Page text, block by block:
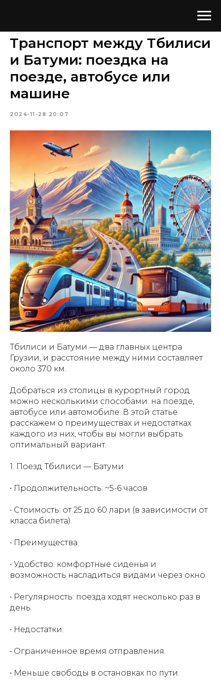
Транспорт между Тбилиси
и Батуми: поездка на
поезде, автобусе или
машине
2024-11-28 20:07
Тбилиси и Батуми — два главных центра
Грузии, и расстояние между ними составляет
около 370 км.
Добраться из столицы в курортный город
можно несколькими способами: на поезде,
автобусе или автомобиле. В этой статье
расскажем о преимуществах и недостатках
каждого из них, чтобы вы могли выбрать
оптимальный вариант.
1. Поезд Тбилиси — Батуми
• Продолжительность: ~5-6 часов
• Стоимость: от 25 до 60 лари (в зависимости от
класса билета).
• Преимущества:
• Удобство: комфортные сиденья и
возможность насладиться видами через окно.
• Регулярность: поезда ходят несколько раз в
день.
• Недостатки:
• Ограниченное время отправления.
• Меньше свободы в остановках по пути.